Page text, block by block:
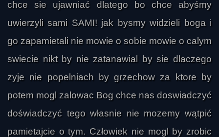
chce sie ujawniać dlatego bo chce abyśmy
uwierzyli sami SAMI! jak bysmy widzieli boga i
go zapamietali nie mowie o sobie mowie o calym
swiecie nikt by nie zatanawial by sie dlaczego
zyje nie popelniach by grzechow za ktore by
potem mogl zalowac Bog chce nas doswiadczyć
doświadczyć tego własnie nie mozemy wątpić
pamietajcie o tym. Człowiek nie mogl by zrobic
aniel